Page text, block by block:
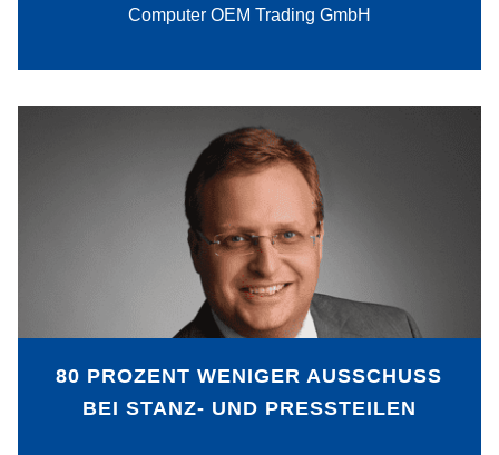
Computer OEM Trading GmbH
PDF-Download
80 PROZENT WENIGER AUSSCHUSS
BEI STANZ- UND PRESSTEILEN
Mit vernetzten Sensoren und
entsprechender Software bietet die
ConSenses GmbH auch für
jahrzehntealte Press- und
Stanzmaschinen Einblicke in
maschineninterne Abläufe und
Belastungen. So können
Maschineneinstellungen verbessert und
Fehlerquellen identifiziert und behoben